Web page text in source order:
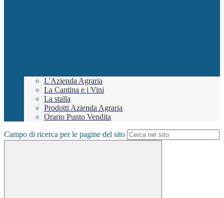
L'Azienda Agraria
La Cantina e i Vini
La stalla
Prodotti Azienda Agraria
Orario Punto Vendita
Campo di ricerca per le pagine del sito